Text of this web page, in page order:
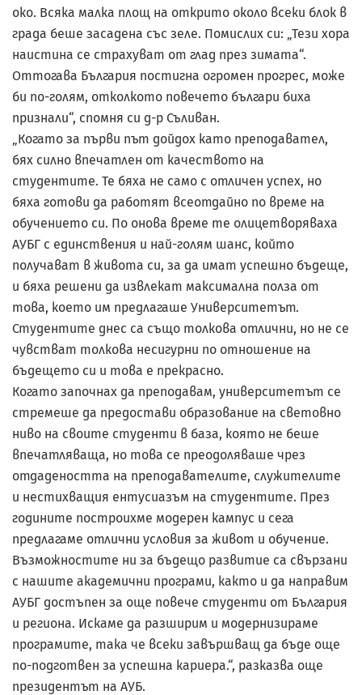
око. Всяка малка площ на открито около всеки блок в
града беше засадена със зеле. Помислих си: „Тези хора
наистина се страхуват от глад през зимата“.
Оттогава България постигна огромен прогрес, може
би по-голям, отколкото повечето българи биха
признали“, спомня си д-р Съливан.
„Когато за първи път дойдох като преподавател,
бях силно впечатлен от качеството на
студентите. Те бяха не само с отличен успех, но
бяха готови да работят всеотдайно по време на
обучението си. По онова време те олицетворяваха
АУБГ с единствения и най-голям шанс, който
получават в живота си, за да имат успешно бъдеще,
и бяха решени да извлекат максимална полза от
това, което им предлагаше Университетът.
Студентите днес са също толкова отлични, но не се
чувстват толкова несигурни по отношение на
бъдещето си и това е прекрасно.
Когато започнах да преподавам, университетът се
стремеше да предостави образование на световно
ниво на своите студенти в база, която не беше
впечатляваща, но това се преодоляваше чрез
отдадеността на преподавателите, служителите
и нестихващия ентусиазъм на студентите. През
годините построихме модерен кампус и сега
предлагаме отлични условия за живот и обучение.
Възможностите ни за бъдещо развитие са свързани
с нашите академични програми, както и да направим
АУБГ достъпен за още повече студенти от България
и региона. Искаме да разширим и модернизираме
програмите, така че всеки завършващ да бъде още
по-подготвен за успешна кариера.“, разказва още
президентът на АУБ.